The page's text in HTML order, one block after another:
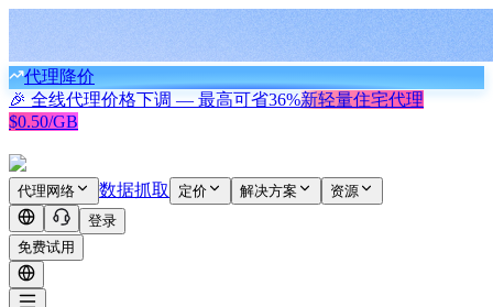
代理降价
🎉 全线代理价格下调 — 最高可省36%新轻量住宅代理
$0.50/GB
代理网络 数据抓取 定价 解决方案
资源
登录
免费试用